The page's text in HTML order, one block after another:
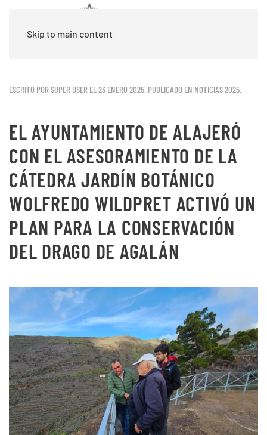
Skip to main content
ESCRITO POR SUPER USER EL23 ENERO 2025. PUBLICADO EN NOTICIAS 2025.
EL AYUNTAMIENTO DE ALAJERÓ
CON EL ASESORAMIENTO DE LA
CÁTEDRA JARDÍN BOTÁNICO
WOLFREDO WILDPRET ACTIVÓ UN
PLAN PARA LA CONSERVACIÓN
DEL DRAGO DE AGALÁN